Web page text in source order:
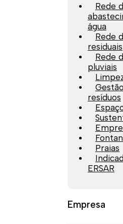
Rede
água
Rede
residuais
Rede
pluviais
resíduos
Praias
ERSAR
Empresa